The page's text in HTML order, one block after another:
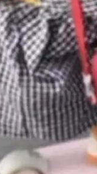
：
走
浅
知道
、或
个
在
所
的
台
秘密
源项
设
容
——
一
据
cel
暴
显
开
，
No
一
版